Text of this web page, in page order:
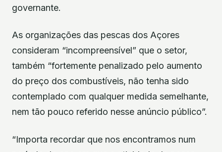
governante.
As organizações das pescas dos Açores
consideram “incompreensível” que o setor,
também “fortemente penalizado pelo aumento
do preço dos combustíveis, não tenha sido
contemplado com qualquer medida semelhante,
nem tão pouco referido nesse anúncio público”.
“Importa recordar que nos encontramos num